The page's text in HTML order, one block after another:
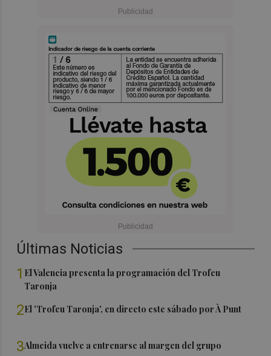
Últimas Noticias
1 El Valencia presenta la programación del Trofeu
Taronja
2El 'Trofeu Taronja', en directo este sábado por À Punt
3Almeida vuelve a entrenarse al margen del grupo